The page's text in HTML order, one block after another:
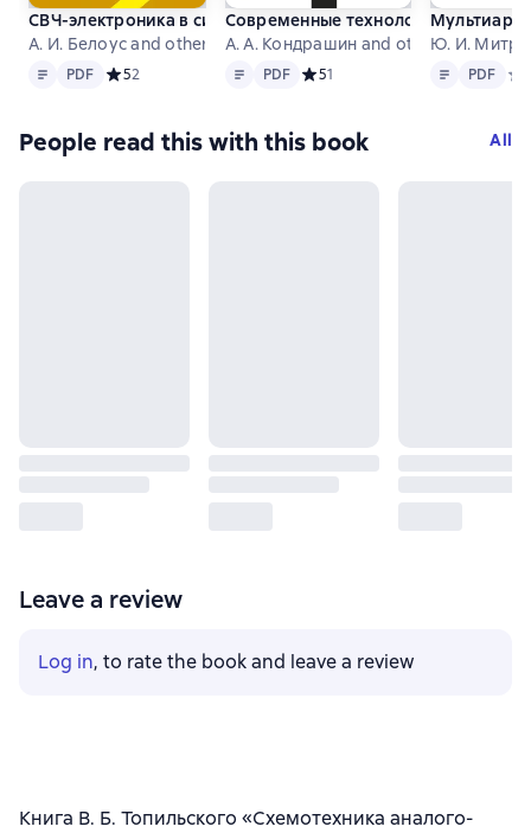
СВЧ-электроника в системах радиолокации и связи.
А. И. Белоус and others
Text PDF
PDF Средний рейтинг 5 на основе 2 оценок
52
Современные технологии
А. А. Кондрашин and others
Text PDF
PDF Средний рейтинг 5 на основе 1
51
Ю. И.
Text PDF
PDF
People read this with this book All
Leave a review
Log in, to rate the book and leave a review
Книга В. Б. Топильского «Схемотехника аналого-